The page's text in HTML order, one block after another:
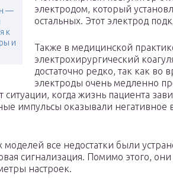
—
к
и
электродом, который
остальных. Этот электрод
Также в медицинской
электрохирургический
достаточно редко, так как во
электроды очень медленно
когда жизнь пациента
импульсы оказывали негативное
все недостатки были
сигнализация. Помимо этого,
настроек.